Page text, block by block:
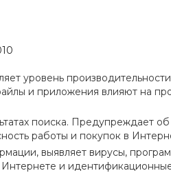
уровень
и приложения влияют на
поиска. Предупреждает
работы и покупок в
выявляет вирусы,
и